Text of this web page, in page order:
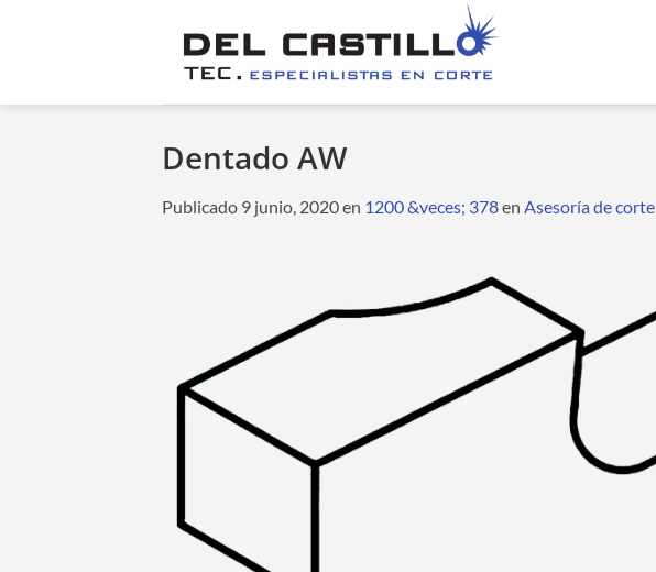
Dentado AW
Publicado 9 junio, 2020en 1200 &veces; 378en Asesoría de corte